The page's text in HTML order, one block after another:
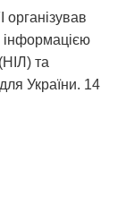
організував
інформацією
та
України. 14